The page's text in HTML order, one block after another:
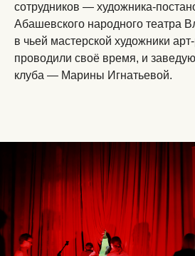
сотрудников — художника-
Абашевского народного театра
в чьей мастерской художники
проводили своё время, и
клуба — Марины Игнатьевой.